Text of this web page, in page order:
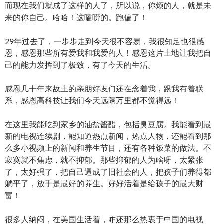
而现在我们就成了这样的人了，所以说，你烦的人，就是未
来的你自己。哈哈！这嗑唠的。跑偏了！
29年过去了，一步步走到今天很不容易，我很知足也很感
恩，感恩那些所有爱我和我爱的人！感恩这片土地让我把自
己的能力发挥到了极致，有了今天的生活。
感恩几十年来故土的亲朋好友们还在念着我，跟我有着联
系，感恩高科技让我们今天远隔万里都不觉得远！
在这里我能吃到家乡的油盐酱醋，包括臭豆腐。我能看到最
新的电视连续剧，能知道热点新闻，热点人物，还能看到那
么多小视频上的新闻和养生节目，还有各种饭菜的做法。不
寂寞就不焦虑，就不抑郁。那些抑郁的人为啥呀，太紧张
了，太好强了，把自己逼成了旧社会的人，把孩子们养得都
躺平了，放手是最好的养生。好好活着是给孩子的最大财
富！
很多人纳闷，在美国生活着，咋还那么热衷于中国的电视